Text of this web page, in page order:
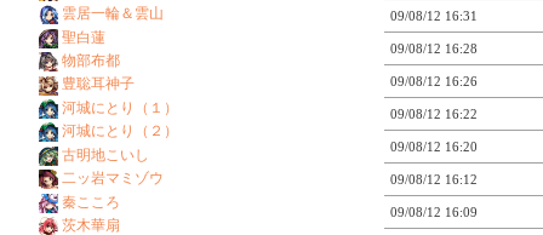
09/08/12 16:31
09/08/12 16:28
09/08/12 16:26
09/08/12 16:22
09/08/12 16:20
09/08/12 16:12
09/08/12 16:09
雲居一輪＆雲山
聖白蓮
物部布都
豊聡耳神子
河城にとり（１）
河城にとり（２）
古明地こいし
二ッ岩マミゾウ
秦こころ
茨木華扇